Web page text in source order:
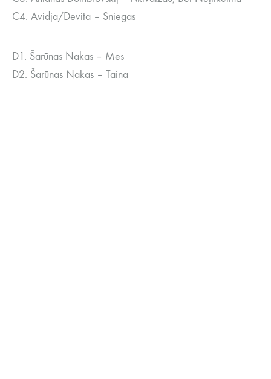
C4. Avidja/Devita – Sniegas
D1. Šarūnas Nakas – Mes
D2. Šarūnas Nakas – Taina